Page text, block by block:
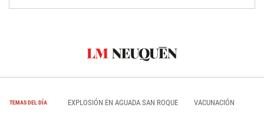
TEMAS DEL DÍA EXPLOSIÓN EN AGUADA SAN ROQUE VACUNACIÓN